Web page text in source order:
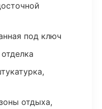
под ключ
отдыха,